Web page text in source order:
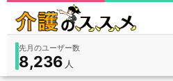
在宅9,360入所3,194
先月のユーザー数
8,236 人
件